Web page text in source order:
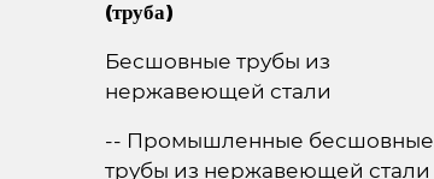
(труба)
Бесшовные трубы из
нержавеющей стали
-- Промышленные бесшовные
трубы из нержавеющей стали